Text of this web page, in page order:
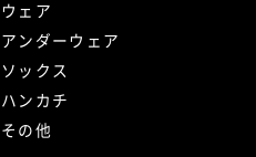
ウェア
アンダーウェア
ソックス
ハンカチ
その他